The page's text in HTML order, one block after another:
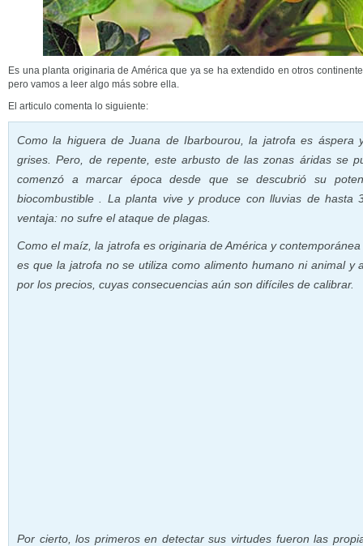
Es una planta originaria de América que ya se ha extendido en otros
pero vamos a leer algo más sobre ella.
El articulo comenta lo siguiente:
Como la higuera de Juana de Ibarbourou, la jatrofa es áspera
grises. Pero, de repente, este arbusto de las zonas áridas se
comenzó a marcar época desde que se descubrió su
biocombustible . La planta vive y produce con lluvias de hasta
ventaja: no sufre el ataque de plagas.
Como el maíz, la jatrofa es originaria de América y
es que la jatrofa no se utiliza como alimento humano ni animal y
por los precios, cuyas consecuencias aún son difíciles de calibrar.
Por cierto, los primeros en detectar sus virtudes fueron las